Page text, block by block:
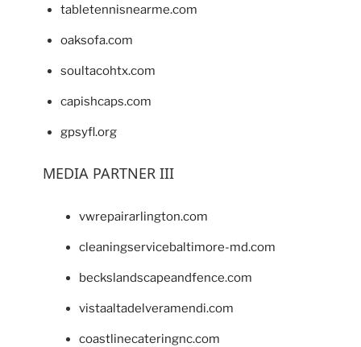
tabletennisnearme.com
oaksofa.com
soultacohtx.com
capishcaps.com
gpsyfl.org
MEDIA PARTNER III
vwrepairarlington.com
cleaningservicebaltimore-md.com
beckslandscapeandfence.com
vistaaltadelveramendi.com
coastlinecateringnc.com